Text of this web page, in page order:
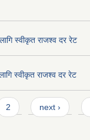
स्वीकृत राजश्व दर रेट
स्वीकृत राजश्व दर रेट
2 next ›